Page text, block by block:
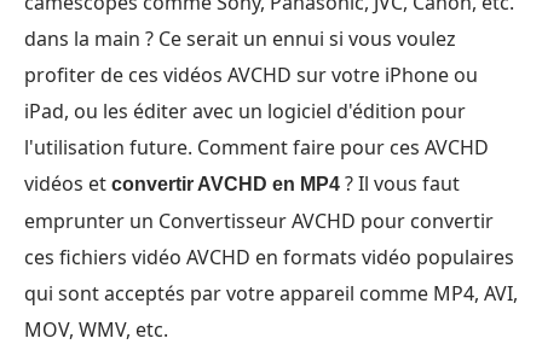
dans la main ? Ce serait un ennui si vous voulez
profiter de ces vidéos AVCHD sur votre iPhone ou
iPad, ou les éditer avec un logiciel d'édition pour
l'utilisation future. Comment faire pour ces AVCHD
vidéos et convertir AVCHD en MP4 ? Il vous faut
emprunter un Convertisseur AVCHD pour convertir
ces fichiers vidéo AVCHD en formats vidéo populaires
qui sont acceptés par votre appareil comme MP4, AVI,
MOV, WMV, etc.